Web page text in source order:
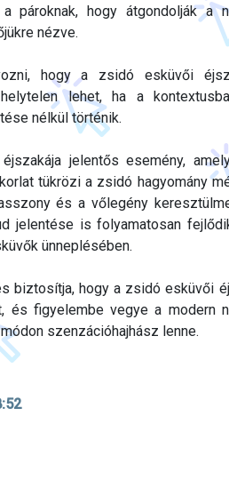
pároknak, hogy átgondolják a
nézve.
hogy a zsidó esküvői
lehet, ha a
nélkül történik.
jelentős esemény,
tükrözi a zsidó hagyomány
és a vőlegény
jelentése is folyamatosan
ünneplésében.
biztosítja, hogy a zsidó esküvői
és figyelembe vegye a modern
szenzációhajhász lenne.